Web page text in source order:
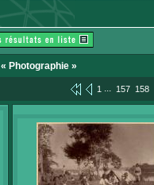
« Photographie »
1 ... 157 158